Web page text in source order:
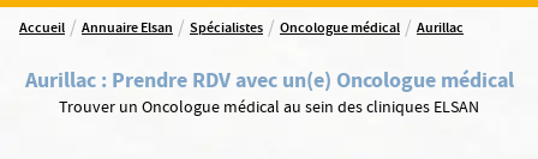
Accueil / Annuaire Elsan / Spécialistes / Oncologue médical / Aurillac
Aurillac: Prendre RDV avec un(e) Oncologue médical
Trouver un Oncologue médical au sein des cliniques ELSAN